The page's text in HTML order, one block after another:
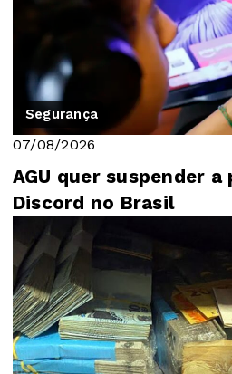
Segurança
07/08/2026
AGU quer suspender
Discord no Brasil